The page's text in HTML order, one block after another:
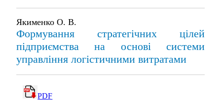
Якименко О. В.
Формування стратегічних цілей
підприємства на основі системи
управління логістичними витратами
PDF